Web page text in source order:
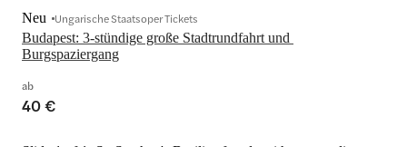
Budapest: 3-stündige große Stadtrundfahrt und
Burgspaziergang
Neu Ungarische Staatsoper Tickets
ab
40 €